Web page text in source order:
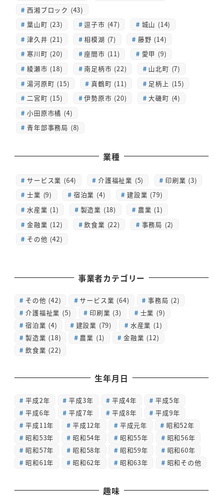
西湘ブロック (43)
葉山町 (23)
逗子市 (47)
城山 (14)
津久井 (21)
相模湖 (7)
藤野 (14)
寒川町 (20)
座間市 (11)
愛甲 (9)
綾瀬市 (18)
南足柄市 (22)
山北町 (7)
湯河原町 (15)
真鶴町 (11)
足柄上 (15)
二宮町 (15)
伊勢原市 (20)
大磯町 (4)
小田原市橘 (4)
青年部事務局 (8)
業種
サービス業 (64) 介護福祉業 (5)
印刷業 (3)
士業 (9)
宿泊業 (4)
建設業 (79)
水産業 (1)
製造業 (18)
農業 (1)
金融業 (12)
飲食業 (22)
事務局 (2)
その他 (42)
事業者カテゴリー
その他 (42) サービス業 (64) 事務局 (2)
介護福祉業 (5) 印刷業 (3) 士業 (9)
宿泊業 (4) 建設業 (79) 水産業 (1)
製造業 (18) 農業 (1) 金融業 (12)
飲食業 (22)
生年月日
平成2年 平成3年 平成4年
平成5年
平成6年
平成7年 平成8年
平成9年
平成11年
平成12年 平成元年
昭和52年
昭和53年
昭和54年 昭和55年
昭和56年
昭和57年
昭和58年 昭和59年
昭和60年
昭和61年
昭和62年 昭和63年 昭和その他
趣味